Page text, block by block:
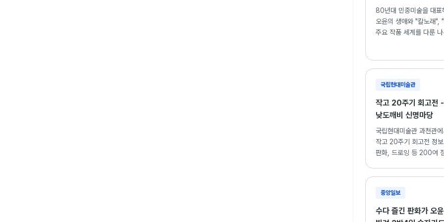
80년대 민중미술을 대표
오윤의 생애와 "칼노래",
주요 작품 세계를 다룬
국립현대미술관
작고 20주기 회고전
낮도깨비 신명마당
국립현대미술관 과천관
작고 20주기 회고전 정
판화, 드로잉 등 200여
중앙일보
수다 즐긴 판화가 오